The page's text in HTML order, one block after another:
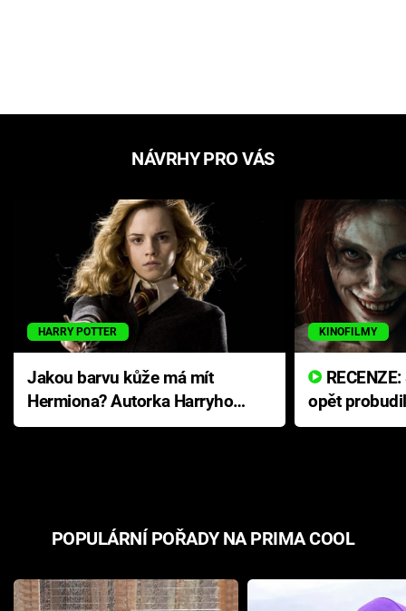
NÁVRHY PRO VÁS
HARRY POTTER
Jakou barvu kůže má mít
Hermiona? Autorka Harryho
Pottera přišla s ráznou
KINOFILMY
opět
přichází s
POPULÁRNÍ POŘADY NA PRIMA COOL